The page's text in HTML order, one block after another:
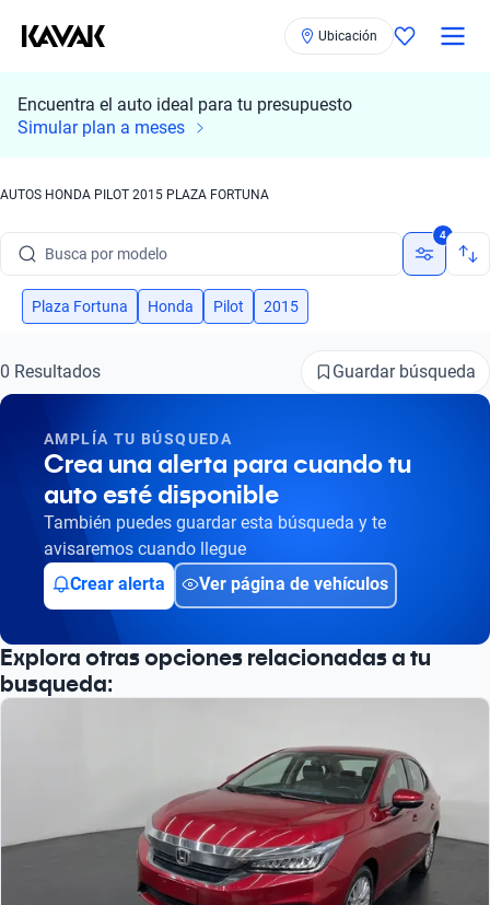
Ubicación
Encuentra el auto ideal para tu presupuesto
Simular plan a meses
AUTOS HONDA PILOT 2015 PLAZA FORTUNA
Busca por modelo
Busca por versión
Busca por marca
Busca por modelo
Busca por versión
Busca por año
4
Plaza Fortuna Honda Pilot 2015
0 Resultados Guardar búsqueda
AMPLÍA TU BÚSQUEDA
Crea una alerta para cuando tu
auto esté disponible
También puedes guardar esta búsqueda y te
avisaremos cuando llegue
Crear alerta
Ver página de vehículos
Explora otras opciones relacionadas a tu
busqueda: